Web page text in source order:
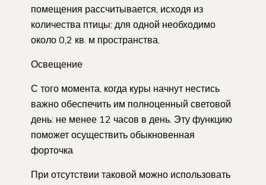
помещения рассчитывается, исходя из
количества птицы: для одной необходимо
около 0,2 кв. м пространства.
Освещение
С того момента, когда куры начнут нестись
важно обеспечить им полноценный световой
день: не менее 12 часов в день. Эту функцию
поможет осуществить обыкновенная
форточка
При отсутствии таковой можно использовать